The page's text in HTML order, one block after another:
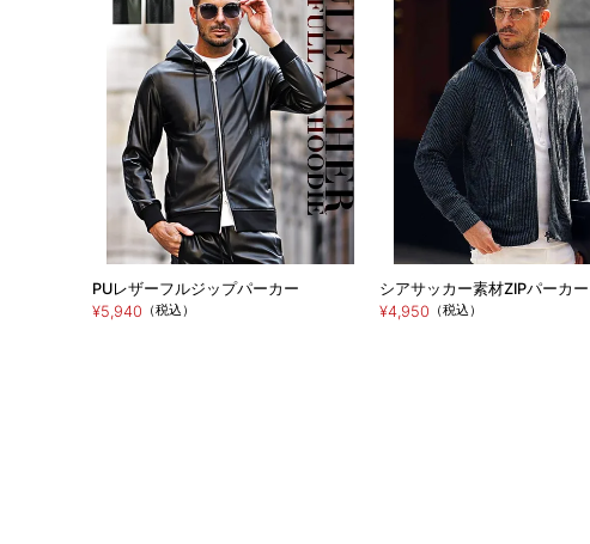
PUレザーフルジップパーカー
¥5,940 （税込）
シアサッカー素材ZIPパーカー
¥4,950 （税込）